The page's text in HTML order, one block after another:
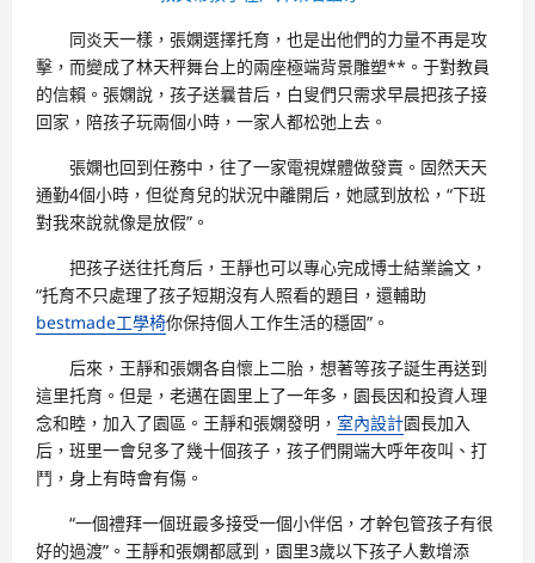
同炎天一樣，張嫻選擇托育，也是出他們的力量不再是攻
擊，而變成了林天秤舞台上的兩座極端背景雕塑**。于對教員
的信賴。張嫻說，孩子送曩昔后，白叟們只需求早晨把孩子接
回家，陪孩子玩兩個小時，一家人都松弛上去。
張嫻也回到任務中，往了一家電視媒體做發賣。固然天天
通勤4個小時，但從育兒的狀況中離開后，她感到放松，“下班
對我來說就像是放假”。
把孩子送往托育后，王靜也可以專心完成博士結業論文，
“托育不只處理了孩子短期沒有人照看的題目，還輔助
bestmade工學椅你保持個人工作生活的穩固”。
后來，王靜和張嫻各自懷上二胎，想著等孩子誕生再送到
這里托育。但是，老邁在園里上了一年多，園長因和投資人理
念和睦，加入了園區。王靜和張嫻發明， 室內設計園長加入
后，班里一會兒多了幾十個孩子，孩子們開端大呼年夜叫、打
鬥，身上有時會有傷。
“一個禮拜一個班最多接受一個小伴侶，才幹包管孩子有很
好的過渡”。王靜和張嫻都感到，園里3歲以下孩子人數增添